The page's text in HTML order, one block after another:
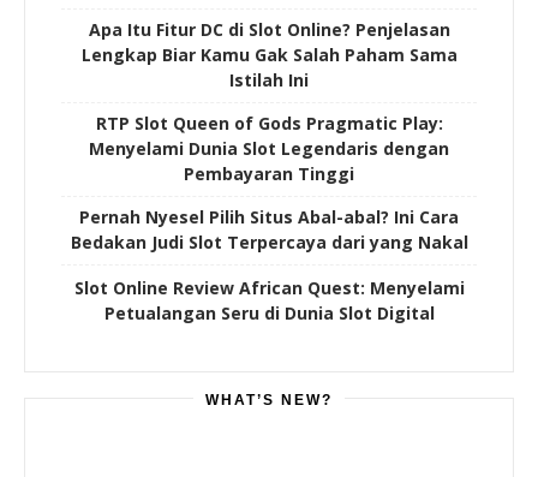
Apa Itu Fitur DC di Slot Online? Penjelasan
Lengkap Biar Kamu Gak Salah Paham Sama
Istilah Ini
RTP Slot Queen of Gods Pragmatic Play:
Menyelami Dunia Slot Legendaris dengan
Pembayaran Tinggi
Pernah Nyesel Pilih Situs Abal-abal? Ini Cara
Bedakan Judi Slot Terpercaya dari yang Nakal
Slot Online Review African Quest: Menyelami
Petualangan Seru di Dunia Slot Digital
WHAT’S NEW?